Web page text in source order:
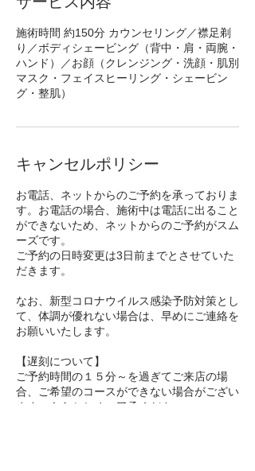
施術時間 約150分 カウンセリング／襟足剃
り／ボディシェービング（背中・肩・両腕・
ハンド）／お顔（クレンジング・洗顔・肌別
マスク・フェイスヒーリング・シェービン
グ・整肌）
キャンセルポリシー
お電話、ネットからのご予約を承っておりま
す。お電話の場合、施術中は電話に出ること
ができないため、ネットからのご予約がスム
ーズです。
ご予約の日時変更は3日前までとさせていた
だきます。
なお、新型コロナウイルス感染予防対策とし
て、体調が優れない場合は、早めにご連絡を
お願いいたします。
【遅刻について】
ご予約時間の１５分～を過ぎてご来店の場
合、ご希望のコースができない場合がござい
ます。あらかじめご了承ください。